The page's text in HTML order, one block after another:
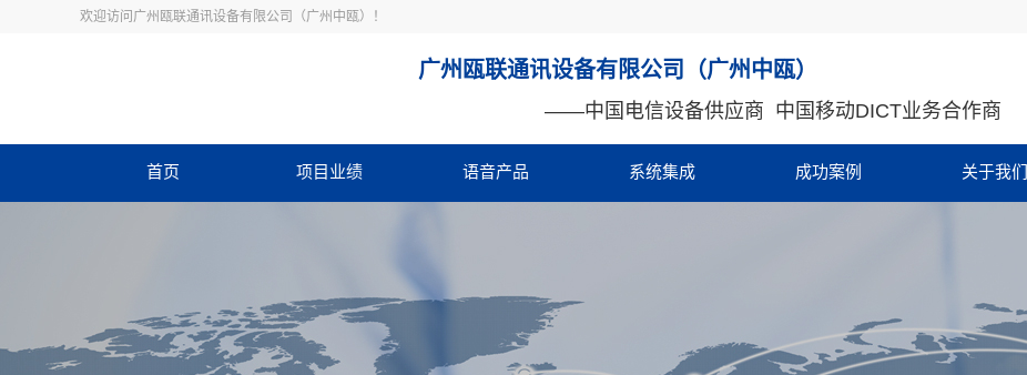
欢迎访问广州瓯联通讯设备有限公司（广州中瓯）！
广州瓯联通讯设备有限公司（广州中瓯）
——中国电信设备供应商 中国移动DICT业务合作商
首页 项目业绩 语音产品 系统集成 成功案例 关于我们